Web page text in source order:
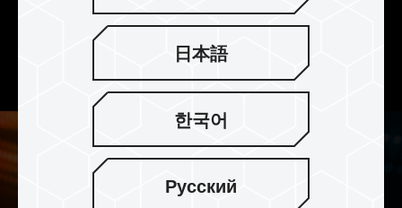
NIGHT HAWK RGB 独特鹰眼对称式散热片，搭配
鹰眼周围新增太阳色泽般耀眼的战斗图腾线条，以
锐利的鹰眼散发着耀眼的多彩光芒，超越群伦。
日本語
한국어
Русский